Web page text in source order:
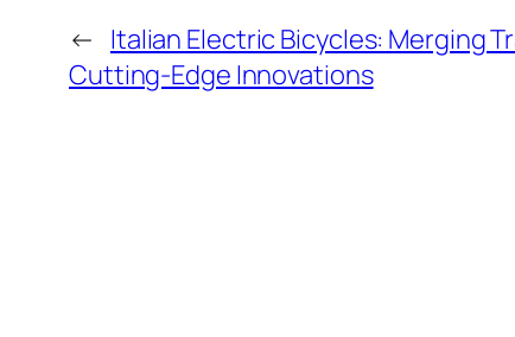
← Italian Electric Bicycles: Merging
Cutting-Edge Innovations